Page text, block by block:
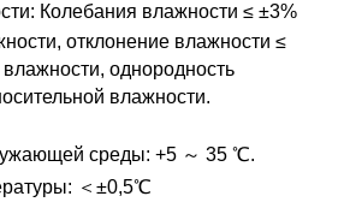
Колебания влажности ≤ ±3%
отклонение влажности ≤
однородность
влажности.
среды: +5 ～ 35 ℃.
＜±0,5℃